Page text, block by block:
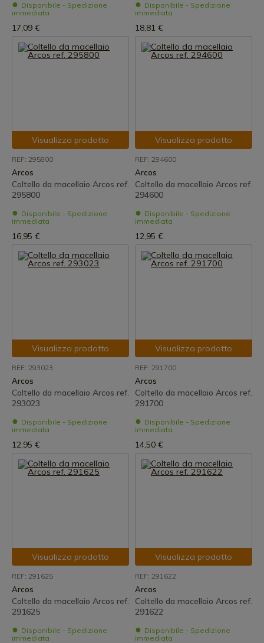
Disponibile - Spedizione
immediata
17,09 €
Disponibile - Spedizione
immediata
18,81 €
Visualizza prodotto
REF: 295800
Arcos
Coltello da macellaio Arcos ref.
295800
Disponibile - Spedizione
immediata
16,95 €
Visualizza prodotto
REF: 294600
Arcos
Coltello da macellaio Arcos ref.
294600
Disponibile - Spedizione
immediata
12,95 €
Visualizza prodotto
REF: 293023
Arcos
Coltello da macellaio Arcos ref.
293023
Disponibile - Spedizione
immediata
12,95 €
Visualizza prodotto
REF: 291700
Arcos
Coltello da macellaio Arcos ref.
291700
Disponibile - Spedizione
immediata
14,50 €
Visualizza prodotto
REF: 291625
Arcos
Coltello da macellaio Arcos ref.
291625
Disponibile - Spedizione
immediata
Visualizza prodotto
REF: 291622
Arcos
Coltello da macellaio Arcos ref.
291622
Disponibile - Spedizione
immediata